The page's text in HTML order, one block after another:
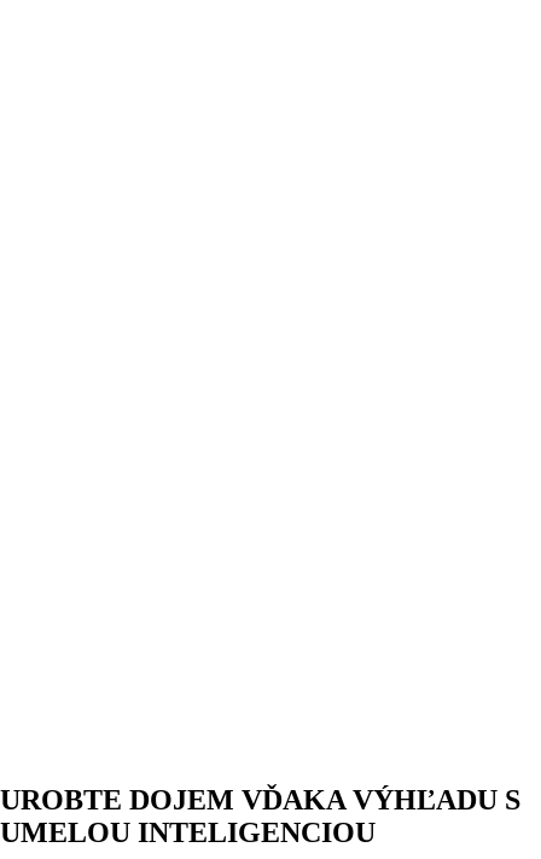
UROBTE DOJEM VĎAKA VÝHĽADU S
UMELOU INTELIGENCIOU